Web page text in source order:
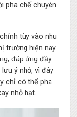
pha chế chuyên
tùy vào nhu
trường hiện nay
đáp ứng đầy
ý nhỏ, vì đây
chỉ có thể pha
nhỏ hạt.